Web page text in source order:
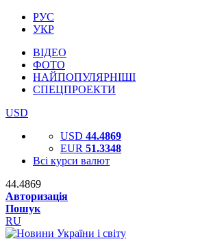
РУС
УКР
ВІДЕО
ФОТО
НАЙПОПУЛЯРНІШІ
СПЕЦПРОЕКТИ
USD
USD 44.4869
EUR 51.3348
Всі курси валют
44.4869
Авторизація
Пошук
RU